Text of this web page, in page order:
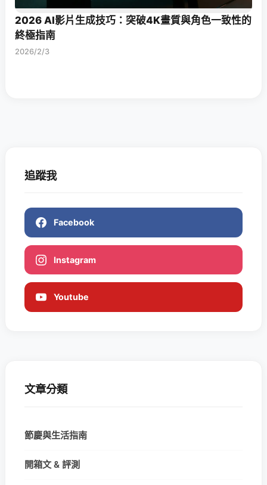
2026 AI影片生成技巧：突破4K畫質與角色一致性的
終極指南
2026/2/3
追蹤我
Facebook
Instagram
Youtube
文章分類
節慶與生活指南
開箱文 & 評測